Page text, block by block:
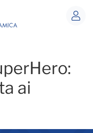
workshop
ai